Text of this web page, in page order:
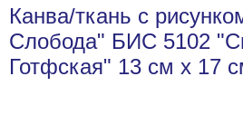
Канва/ткань с
Слобода" БИС 5102
Готфская" 13 см х 17